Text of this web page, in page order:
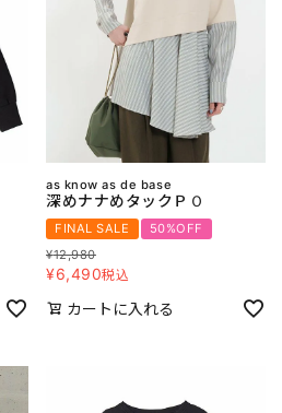
as know as de base
深めナナめタックＰＯ
FINAL SALE
50%OFF
¥12,980
¥6,490税込
カートに入れる